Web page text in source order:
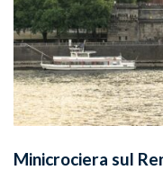
Minicrociera sul